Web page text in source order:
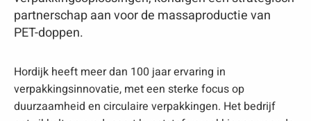
partnerschap aan voor de massaproductie van
PET-doppen.
Hordijk heeft meer dan 100 jaar ervaring in
verpakkingsinnovatie, met een sterke focus op
duurzaamheid en circulaire verpakkingen. Het bedrijf